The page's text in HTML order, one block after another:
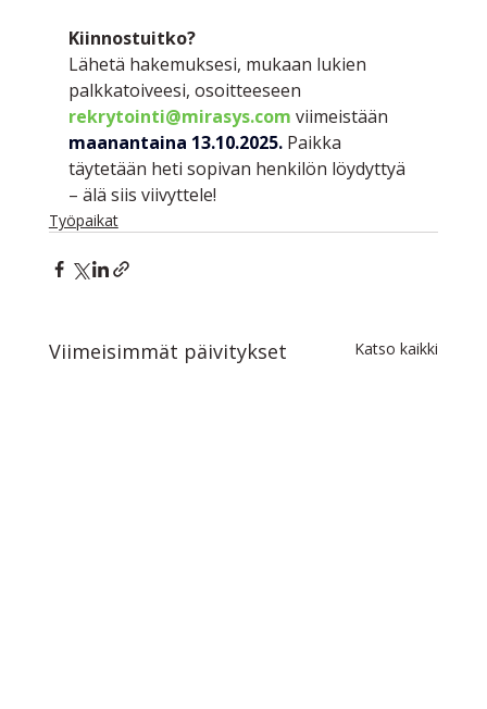
Kiinnostuitko?
Lähetä hakemuksesi, mukaan lukien
palkkatoiveesi, osoitteeseen
rekrytointi@mirasys.com viimeistään
maanantaina 13.10.2025. Paikka
täytetään heti sopivan henkilön löydyttyä
– älä siis viivyttele!
Työpaikat
Viimeisimmät päivitykset Katso kaikki